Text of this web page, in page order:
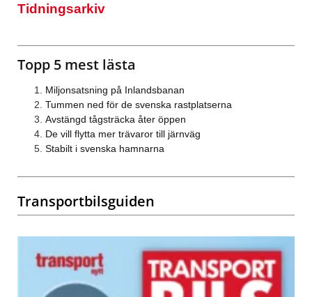
Tidningsarkiv
Topp 5 mest lästa
Miljonsatsning på Inlandsbanan
Tummen ned för de svenska rastplatserna
Avstängd tågsträcka åter öppen
De vill flytta mer trävaror till järnväg
Stabilt i svenska hamnarna
Transportbilsguiden